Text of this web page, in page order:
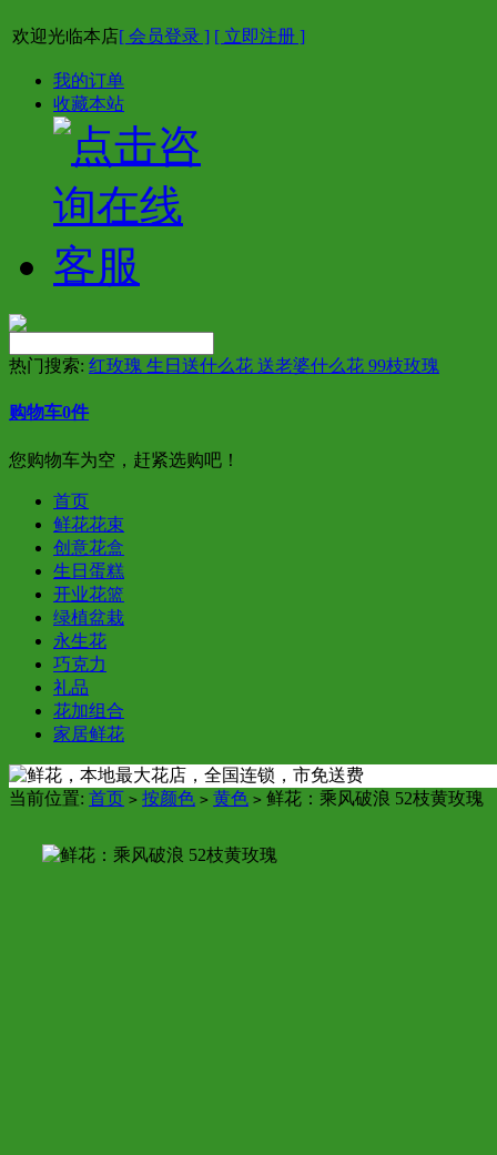
欢迎光临本店[ 会员登录 ] [ 立即注册 ]
我的订单
收藏本站
热门搜索: 红玫瑰 生日送什么花 送老婆什么花 99枝玫瑰
购物车0件
您购物车为空，赶紧选购吧！
首页
鲜花花束
创意花盒
生日蛋糕
开业花篮
绿植盆栽
永生花
巧克力
礼品
花加组合
家居鲜花
当前位置: 首页 > 按颜色 > 黄色 > 鲜花：乘风破浪 52枝黄玫瑰